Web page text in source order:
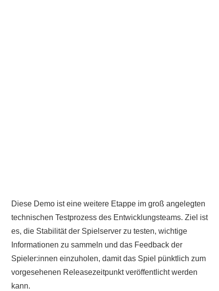
Diese Demo ist eine weitere Etappe im groß angelegten
technischen Testprozess des Entwicklungsteams. Ziel ist
es, die Stabilität der Spielserver zu testen, wichtige
Informationen zu sammeln und das Feedback der
Spieler:innen einzuholen, damit das Spiel pünktlich zum
vorgesehenen Releasezeitpunkt veröffentlicht werden
kann.